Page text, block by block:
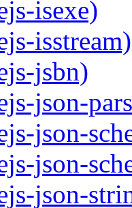
isexe)
isstream)
jsbn)
json-
json-
json-
json-